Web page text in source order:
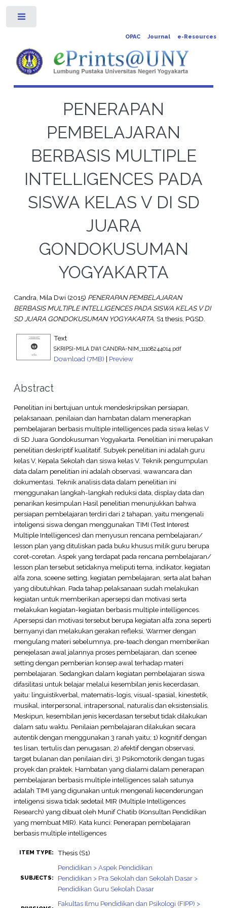
OPAC Journal e-Resources
PENERAPAN
PEMBELAJARAN
BERBASIS MULTIPLE
INTELLIGENCES PADA
SISWA KELAS V DI SD
JUARA
GONDOKUSUMAN
YOGYAKARTA
Candra, Mila Dwi (2015) PENERAPAN PEMBELAJARAN
BERBASIS MULTIPLE INTELLIGENCES PADA SISWA KELAS V DI
SD JUARA GONDOKUSUMAN YOGYAKARTA. S1 thesis, PGSD.
Text
SKRIPSI-MILA DWI CANDRA-NIM_11108244014.pdf
Download (7MB) | Preview
Abstract
Penelitian ini bertujuan untuk mendeskripsikan persiapan,
pelaksanaan, penilaian dan hambatan dalam menerapkan
pembelajaran berbasis multiple intelligences pada siswa kelas V
di SD Juara Gondokusuman Yogyakarta. Penelitian ini merupakan
penelitian deskriptif kualitatif. Subyek penelitian ini adalah guru
kelas V, Kepala Sekolah dan siswa kelas V. Teknik pengumpulan
data dalam penelitian ini adalah observasi, wawancara dan
dokumentasi. Teknik analisis data dalam penelitian ini
menggunakan langkah-langkah reduksi data, display data dan
penarikan kesimpulan Hasil penelitian menunjukkan bahwa
persiapan pembelajaran terdiri dari 2 tahapan, yaitu mengenali
inteligensi siswa dengan menggunakan TIMI (Test Interest
Multiple Intelligences) dan menyusun rencana pembelajaran/
lesson plan yang dituliskan pada buku khusus milik guru berupa
coret-coretan. Aspek yang terdapat pada rencana pembelajaran/
lesson plan tersebut setidaknya meliputi tema, indikator, kegiatan
alfa zona, sceene setting, kegiatan pembelajaran, serta alat bahan
yang dibutuhkan. Pada tahap pelaksanaan sudah melakukan
kegiatan untuk memberikan apersepsi dan motivasi serta
melakukan kegiatan-kegiatan berbasis multiple intelligences.
Apersepsi dan motivasi tersebut berupa kegiatan alfa zona seperti
bernyanyi dan melakukan gerakan refleksi, Warmer dengan
mengulang materi sebelumnya, pre-teach dengan memberikan
penejelasan awal jalannya proses pembelajaran, dan scenee
setting dengan pemberian konsep awal terhadap materi
pembelajaran. Sedangkan dalam kegiatan pembelajaran siswa
difasilitasi untuk belajar melalui kesembilan jenis kecerdasan,
yaitu: linguistikverbal, matematis-logis, visual-spasial, kinestetik,
musikal, interpersonal, intrapersonal, naturalis dan eksistensialis.
Meskipun, kesembilan jenis kecerdasan tersebut tidak dilakukan
dalam satu waktu. Penilaian pembelajaran dilakukan secara
autentik dengan menggunakan 3 ranah yaitu; 1) kognitif dengan
tes lisan, tertulis dan penugasan, 2) afektif dengan observasi,
target bulanan dan penilaian diri, 3) Psikomotorik dengan tugas
proyek dan praktek. Hambatan yang dialami dalam penerapan
pembelajaran berbasis multiple intelligences salah satunya
adalah TIMI yang digunakan untuk mengenali kecenderungan
inteligensi siswa tidak sedetail MIR (Multiple Intelligences
Research) yang dibuat oleh Munif Chatib (Konsultan Pendidikan
yang membuat MIR). Kata kunci: Penerapan pembelajaran
berbasis multiple intelligences
ITEM TYPE: Thesis (S1)
SUBJECTS:
Pendidikan > Aspek Pendidikan
Pendidikan > Pra Sekolah dan Sekolah Dasar >
Pendidikan Guru Sekolah Dasar
Fakultas Ilmu Pendidikan dan Psikologi (FIPP) >